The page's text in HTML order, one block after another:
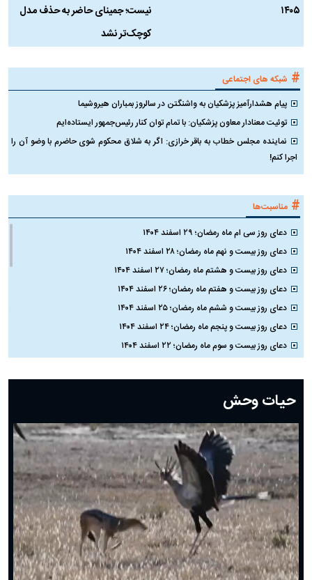
۱۴۰۵
نیست؛ جمینای حاضر به حذف مدل
کوچک‌تر نشد
# شبکه های اجتماعی
پیام هشدارآمیز پزشکیان به واشنگتن در سالروز بمباران هیروشیما
توئیت معنادار معاون پزشکیان: با تمام توان کنار رئیس‌جمهور ایستاده‌ایم
نماینده مجلس خطاب به باقر خرازی: اگر به شلاق محکوم شوی حاضرم با وضو آن را
اجرا کنم!
# مناسبت‌ها
دعای روز سی ام ماه رمضان؛ ۲۹ اسفند ۱۴۰۴
دعای روز بیست و نهم ماه رمضان؛ ۲۸ اسفند ۱۴۰۴
دعای روز بیست و هشتم ماه رمضان؛ ۲۷ اسفند ۱۴۰۴
دعای روز بیست و هفتم ماه رمضان؛ ۲۶ اسفند ۱۴۰۴
دعای روز بیست و ششم ماه رمضان؛ ۲۵ اسفند ۱۴۰۴
دعای روز بیست و پنجم ماه رمضان؛ ۲۴ اسفند ۱۴۰۴
دعای روز بیست و سوم ماه رمضان؛ ۲۲ اسفند ۱۴۰۴
دعای روز بیستم ماه رمضان؛ ۱۹ اسفند ۱۴۰۴
دعای روز هشتم ماه مبارک رمضان؛ ۷ اسفند ماه ۱۴۰۴
دعای روز هفتم ماه رمضان؛ ۶ اسفند ۱۴۰۴
دعای روز ششم ماه رمضان؛ ۵ اسفند ۱۴۰۴
دعای روز پنجم ماه رمضان؛ ۴ اسفند ۱۴۰۴
دعای روز چهارم ماه مبارک رمضان؛ ۳ اسفند ۱۴۰۴
دعای روز سوم ماه مبارک رمضان؛ ۱۴ اسفند ۱۴۰۴
دعای روز دوم ماه مبارک رمضان ۱ اسفند ماه ۱۴۰۴
دعای روز اول ماه مبارک رمضان، ۳۰ بهمن ۱۴۰۴
حضرت زینب(س) چگونه از دنیا رفت؟
بهترین پیامک تبریک روز پدر ۱۴۰۴؛ جملات زیبا و صمیمانه
حیات وحش